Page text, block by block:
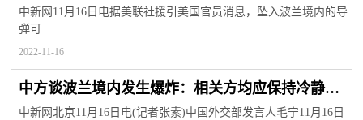
观天下
中新网11月16日电据美联社援引美国官员消息，坠入波兰境内的导
弹可...
2022-11-16
中方谈波兰境内发生爆炸：相关方均应保持冷静克
制
中新网北京11月16日电(记者张素)中国外交部发言人毛宁11月16日